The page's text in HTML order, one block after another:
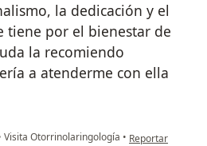
la dedicación y el
tiene por el bienestar de
la recomiendo
a atenderme con ella
Visita Otorrinolaringología • en opinión del
Reportar